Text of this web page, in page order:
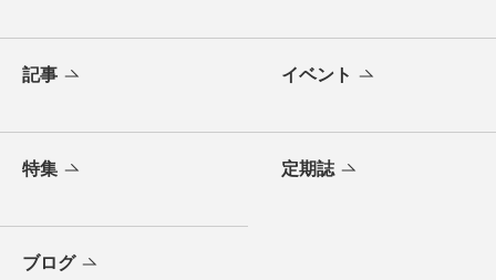
記事 イベント
特集 定期誌
ブログ